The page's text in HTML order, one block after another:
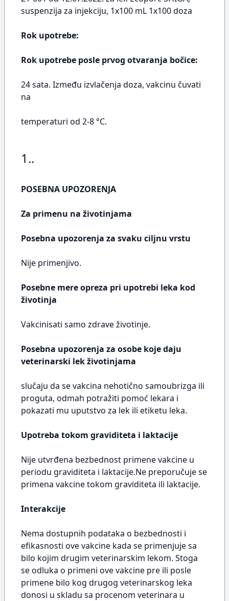
suspenzija za injekciju, 1x100 mL 1x100 doza
Rok upotrebe:
Rok upotrebe posle prvog otvaranja bočice:
24 sata. Između izvlačenja doza, vakcinu čuvati
na
temperaturi od 2-8 °C.
1..
POSEBNA UPOZORENJA
Za primenu na životinjama
Posebna upozorenja za svaku ciljnu vrstu
Nije primenjivo.
Posebne mere opreza pri upotrebi leka kod
životinja
Vakcinisati samo zdrave životinje.
Posebna upozorenja za osobe koje daju
veterinarski lek životinjama
slučaju da se vakcina nehotično samoubrizga ili
proguta, odmah potražiti pomoć lekara i
pokazati mu uputstvo za lek ili etiketu leka.
Upotreba tokom graviditeta i laktacije
Nije utvrđena bezbednost primene vakcine u
periodu graviditeta i laktacije.Ne preporučuje se
primena vakcine tokom graviditeta ili laktacije.
Interakcije
Nema dostupnih podataka o bezbednosti i
efikasnosti ove vakcine kada se primenjuje sa
bilo kojim drugim veterinarskim lekom. Stoga
se odluka o primeni ove vakcine pre ili posle
primene bilo kog drugog veterinarskog leka
donosi u skladu sa procenom veterinara u